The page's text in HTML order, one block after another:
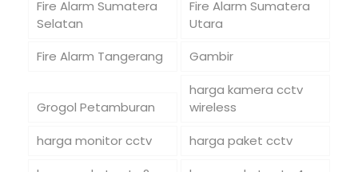
Fire Alarm Sumatera
Selatan
Fire Alarm Sumatera
Utara
Fire Alarm Tangerang
Gambir
Grogol Petamburan
harga kamera cctv
wireless
harga monitor cctv
harga paket cctv